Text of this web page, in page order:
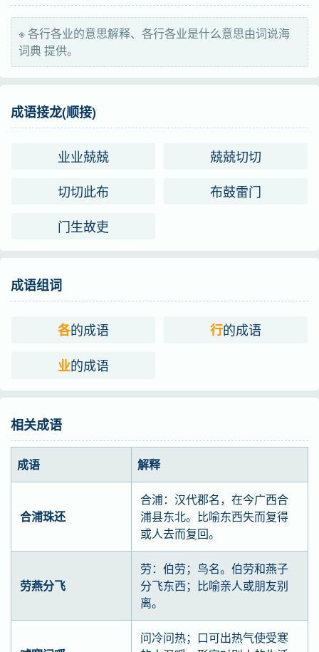
字义分解
yè
※ 各行各业的意思解释、各行各业是什么意思由词说海
词典 提供。
成语接龙(顺接)
业业兢兢
兢兢切切
切切此布
布鼓雷门
门生故吏
成语组词
各的成语 行的成语
业的成语
相关成语
成语 解释
合浦珠还
合浦：汉代郡名，在今广西合
浦县东北。比喻东西失而复得
或人去而复回。
劳燕分飞
劳：伯劳；鸟名。伯劳和燕子
分飞东西；比喻亲人或朋友别
离。
问冷问热；口可出热气使受寒